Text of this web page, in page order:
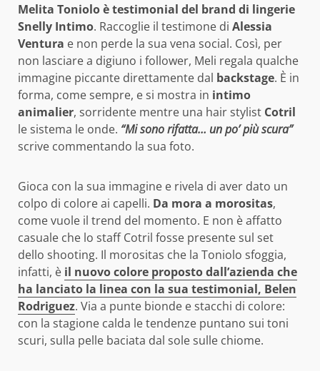
Melita Toniolo è testimonial del brand di lingerie
Snelly Intimo. Raccoglie il testimone di Alessia
Ventura e non perde la sua vena social. Così, per
non lasciare a digiuno i follower, Meli regala qualche
immagine piccante direttamente dal backstage. È in
forma, come sempre, e si mostra in intimo
animalier, sorridente mentre una hair stylist Cotril
le sistema le onde. “Mi sono rifatta… un po’ più scura”
scrive commentando la sua foto.
Gioca con la sua immagine e rivela di aver dato un
colpo di colore ai capelli. Da mora a morositas,
come vuole il trend del momento. E non è affatto
casuale che lo staff Cotril fosse presente sul set
dello shooting. Il morositas che la Toniolo sfoggia,
infatti, è il nuovo colore proposto dall’azienda che
ha lanciato la linea con la sua testimonial, Belen
Rodriguez. Via a punte bionde e stacchi di colore:
con la stagione calda le tendenze puntano sui toni
scuri, sulla pelle baciata dal sole sulle chiome.